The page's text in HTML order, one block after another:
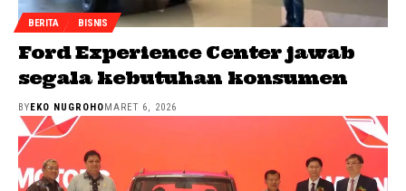
BERITA BISNIS
Ford Experience Center jawab
segala kebutuhan konsumen
BY EKO NUGROHO MARET 6, 2026